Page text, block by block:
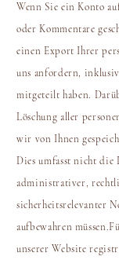
Wenn Sie ein Konto
oder Kommentare
einen Export Ihrer
uns anfordern,
mitgeteilt haben.
Löschung aller
wir von Ihnen
Dies umfasst nicht
administrativer,
sicherheitsrelevanter
aufbewahren
unserer Website